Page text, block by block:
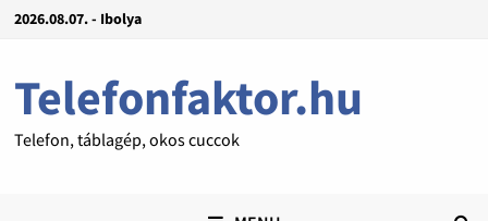
2026.08.07. - Ibolya
Telefonfaktor.hu
Telefon, táblagép, okos cuccok